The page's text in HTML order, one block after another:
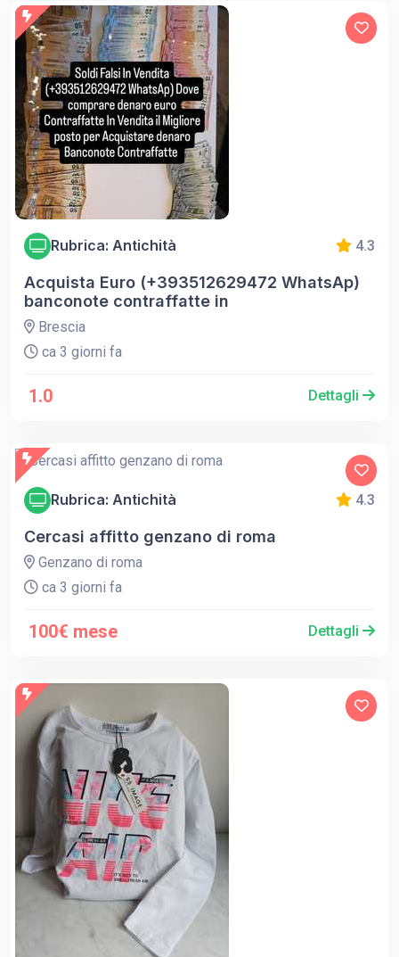
Rubrica: Antichità 4.3
Acquista Euro (+393512629472 WhatsAp)
banconote contraffatte in
Brescia
ca 3 giorni fa
1.0 Dettagli
Rubrica: Antichità 4.3
Cercasi affitto genzano di roma
Genzano di roma
ca 3 giorni fa
100€ mese Dettagli